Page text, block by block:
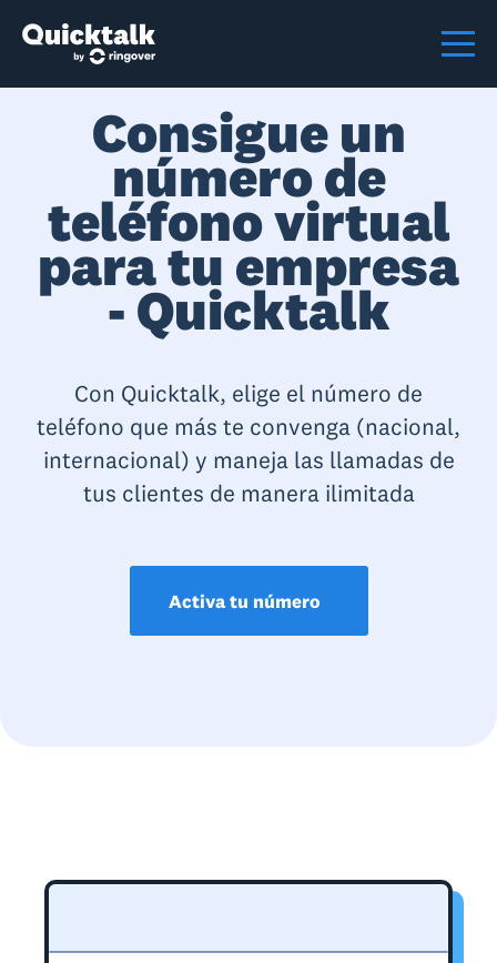
Consigue un
número de
teléfono virtual
para tu empresa
- Quicktalk
Con Quicktalk, elige el número de
teléfono que más te convenga (nacional,
internacional) y maneja las llamadas de
tus clientes de manera ilimitada
Activa tu número